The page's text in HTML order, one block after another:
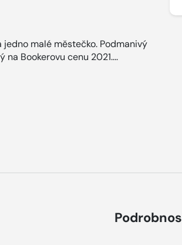
jedno malé městečko. Podmanivý
na Bookerovu cenu 2021....